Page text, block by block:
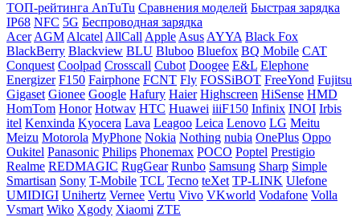
ТОП-рейтинга AnTuTu Сравнения моделей Быстрая зарядка
IP68 NFC 5G Беспроводная зарядка
Acer AGM Alcatel AllCall Apple Asus AYYA Black Fox
BlackBerry Blackview BLU Bluboo Bluefox BQ Mobile CAT
Conquest Coolpad Crosscall Cubot Doogee E&L Elephone
Energizer F150 Fairphone FCNT Fly FOSSiBOT FreeYond Fujitsu
Gigaset Gionee Google Hafury Haier Highscreen HiSense HMD
HomTom Honor Hotwav HTC Huawei iiiF150 Infinix INOI Irbis
itel Kenxinda Kyocera Lava Leagoo Leica Lenovo LG Meitu
Meizu Motorola MyPhone Nokia Nothing nubia OnePlus Oppo
Oukitel Panasonic Philips Phonemax POCO Poptel Prestigio
Realme REDMAGIC RugGear Runbo Samsung Sharp Simple
Smartisan Sony T-Mobile TCL Tecno teXet TP-LINK Ulefone
UMIDIGI Unihertz Vernee Vertu Vivo VKworld Vodafone Volla
Vsmart Wiko Xgody Xiaomi ZTE